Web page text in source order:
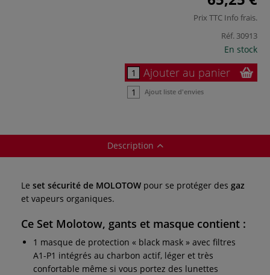
Prix TTC Info frais.
Réf. 30913
En stock
Ajouter au panier
Ajout liste d'envies
Description
Le set sécurité de MOLOTOW pour se protéger des gaz
et vapeurs organiques.
Ce Set Molotow, gants et masque contient :
1 masque de protection « black mask » avec filtres
A1-P1 intégrés au charbon actif, léger et très
confortable même si vous portez des lunettes